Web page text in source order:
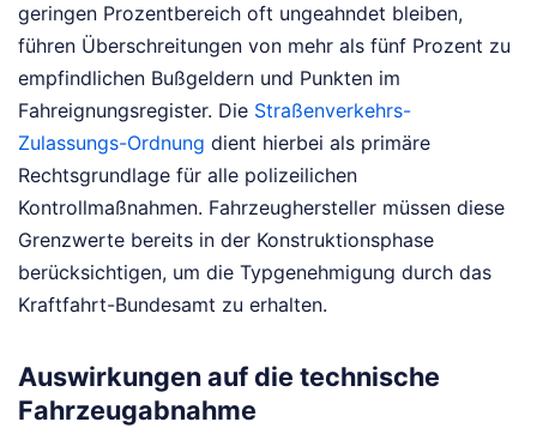
geringen Prozentbereich oft ungeahndet bleiben,
führen Überschreitungen von mehr als fünf Prozent zu
empfindlichen Bußgeldern und Punkten im
Fahreignungsregister. Die Straßenverkehrs-
Zulassungs-Ordnung dient hierbei als primäre
Rechtsgrundlage für alle polizeilichen
Kontrollmaßnahmen. Fahrzeughersteller müssen diese
Grenzwerte bereits in der Konstruktionsphase
berücksichtigen, um die Typgenehmigung durch das
Kraftfahrt-Bundesamt zu erhalten.
Auswirkungen auf die technische
Fahrzeugabnahme